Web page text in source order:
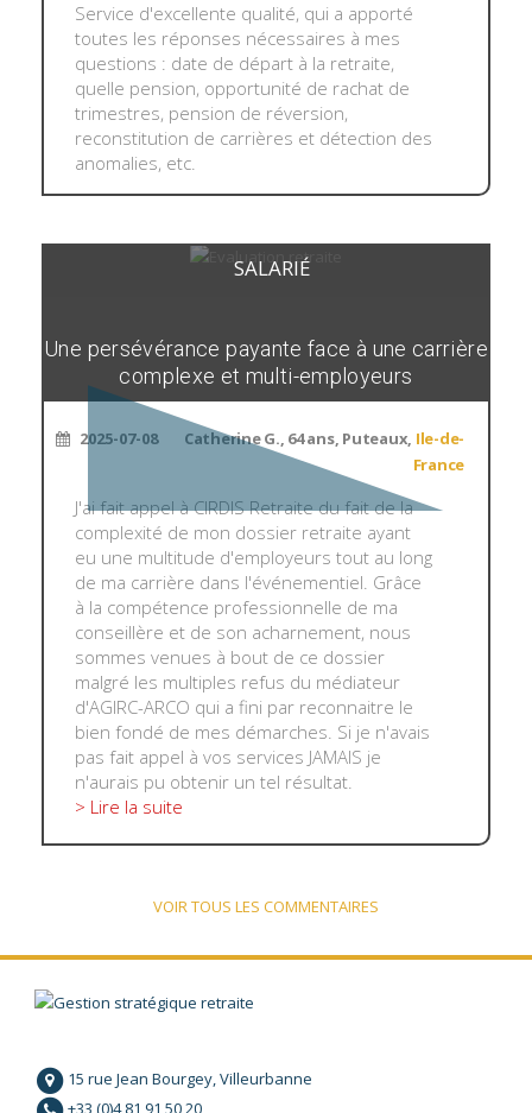
Service d'excellente qualité, qui a apporté
toutes les réponses nécessaires à mes
questions : date de départ à la retraite,
quelle pension, opportunité de rachat de
trimestres, pension de réversion,
reconstitution de carrières et détection des
anomalies, etc.
SALARIÉ
Une persévérance payante face à une carrière
complexe et multi-employeurs
2025-07-08 Catherine G., 64 ans, Puteaux, Ile-de-
France
J'ai fait appel à CIRDIS Retraite du fait de la
complexité de mon dossier retraite ayant
eu une multitude d'employeurs tout au long
de ma carrière dans l'événementiel. Grâce
à la compétence professionnelle de ma
conseillère et de son acharnement, nous
sommes venues à bout de ce dossier
malgré les multiples refus du médiateur
d'AGIRC-ARCO qui a fini par reconnaitre le
bien fondé de mes démarches. Si je n'avais
pas fait appel à vos services JAMAIS je
n'aurais pu obtenir un tel résultat.
> Lire la suite
VOIR TOUS LES COMMENTAIRES
15 rue Jean Bourgey, Villeurbanne
+33 (0)4 81 91 50 20